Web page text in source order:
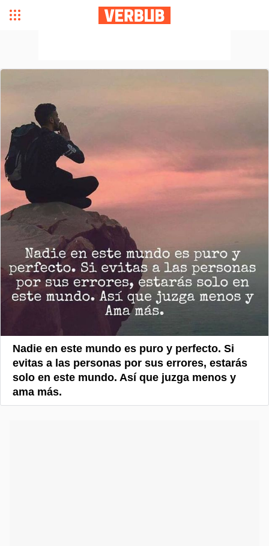
Nadie en este mundo es puro y perfecto. Si
evitas a las personas por sus errores, estarás
solo en este mundo. Así que juzga menos y
ama más.